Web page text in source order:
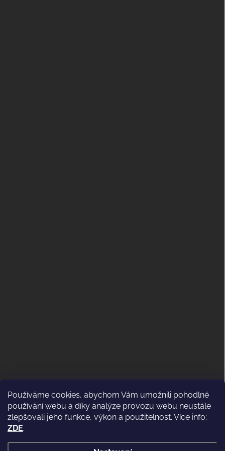
Používáme cookies, abychom Vám umožnili pohodlné
používání webu a díky analýze provozu webu neustále
zlepšovali jeho funkce, výkon a použitelnost. Více info:
ZDE.
ODSTOUPENÍ OD KUPNÍ SMLOUVY
(VRÁCENÍ)